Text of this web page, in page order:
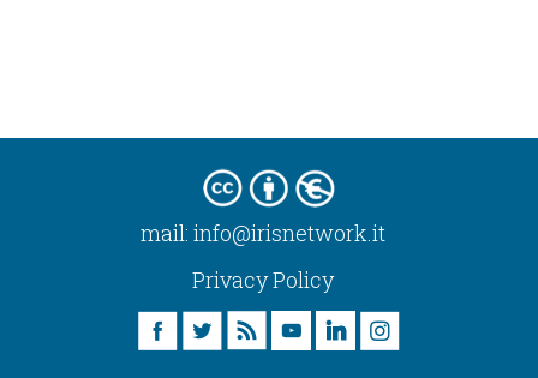
mail: info@irisnetwork.it
Privacy Policy